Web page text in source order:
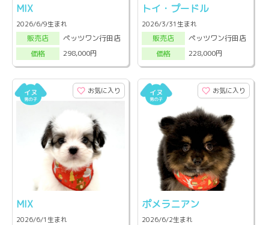
MIX
2026/6/9生まれ
販売店
ペッツワン行田店
価格
298,000円
トイ・プードル
2026/3/31生まれ
販売店
ペッツワン行田店
価格
228,000円
お気に入り
MIX
2026/6/1生まれ
お気に入り
ポメラニアン
2026/6/2生まれ